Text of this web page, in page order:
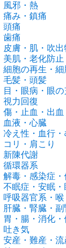
風邪・熱
痛み・鎮痛
頭痛
歯痛
皮膚・肌・吹
美肌・老化防止
細胞の再生・細
毛髪・頭髪
目・眼病・眼
視力回復
傷・止血・出血
血液・心臓
冷え性・血行・
コリ・肩こり
新陳代謝
循環器系
解毒・感染症
不眠症・安眠
呼吸器官系・
肝臓・腎臓・副
胃・腸・消化
吐き気
安産・難産・